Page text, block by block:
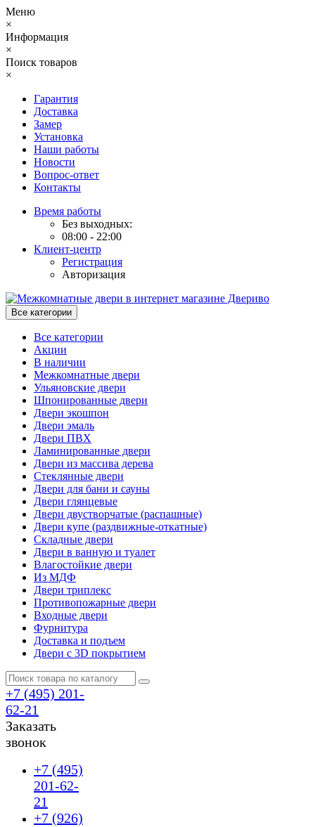
Меню
×
Информация
×
Поиск товаров
×
Гарантия
Доставка
Замер
Установка
Наши работы
Новости
Вопрос-ответ
Контакты
Время работы
Без выходных:
08:00 - 22:00
Клиент-центр
Регистрация
Авторизация
Все категории
Все категории
Акции
В наличии
Межкомнатные двери
Ульяновские двери
Шпонированные двери
Двери экошпон
Двери эмаль
Двери ПВХ
Ламинированные двери
Двери из массива дерева
Стеклянные двери
Двери для бани и сауны
Двери глянцевые
Двери двустворчатые (распашные)
Двери купе (раздвижные-откатные)
Складные двери
Двери в ванную и туалет
Влагостойкие двери
Из МДФ
Двери триплекс
Противопожарные двери
Входные двери
Фурнитура
Доставка и подъем
Двери с 3D покрытием
+7 (495) 201-
62-21
Заказать
звонок
+7 (495)
201-62-
21
+7 (926)